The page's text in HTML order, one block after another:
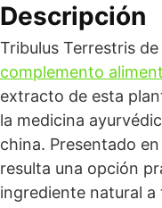
Descripción
Tribulus Terrestris
complemento
extracto de esta
la medicina
china. Presentado
resulta una opción
ingrediente natural